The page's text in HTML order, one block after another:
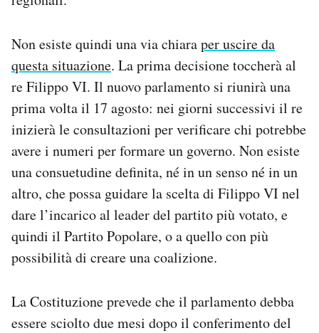
Non esiste quindi una via chiaraper uscire da
questa situazione. La prima decisione toccherà al
re Filippo VI. Il nuovo parlamento si riunirà una
prima volta il 17 agosto: nei giorni successivi il re
inizierà le consultazioni per verificare chi potrebbe
avere i numeri per formare un governo. Non esiste
una consuetudine definita, né in un senso né in un
altro, che possa guidare la scelta di Filippo VI nel
dare l’incarico al leader del partito più votato, e
quindi il Partito Popolare, o a quello con più
possibilità di creare una coalizione.
La Costituzione prevede che il parlamento debba
essere sciolto due mesi dopo il conferimento del